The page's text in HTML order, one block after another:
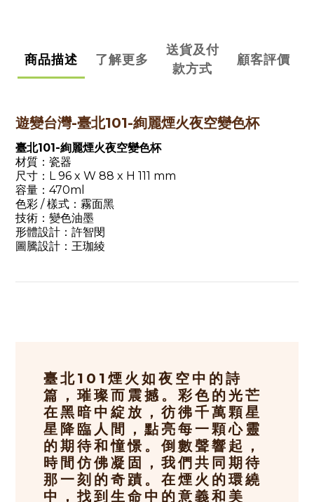
商品描述 了解更多
送貨及付
款方式
顧客評價
遊變台灣-臺北101-絢麗煙火夜空變色杯
臺北101-絢麗煙火夜空變色杯
材質：瓷器
尺寸：L 96 x W 88 x H 111 mm
容量：470ml
色彩 / 樣式：霧面黑
技術：變色油墨
形體設計：許智閔
圖騰設計：王珈綾
臺北101煙火如夜空中的詩
篇，璀璨而震撼。彩色的光芒
在黑暗中綻放，彷彿千萬顆星
星降臨人間，點亮每一顆心靈
的期待和憧憬。倒數聲響起，
時間仿佛凝固，我們共同期待
那一刻的奇蹟。在煙火的環繞
中，找到生命中的意義和美